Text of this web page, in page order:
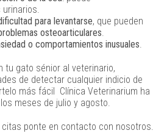
urinarios.
para levantarse, que pueden
osteoarticulares.
o comportamientos inusuales.
tu gato sénior al veterinario,
de detectar cualquier indicio de
más fácil Clínica Veterinarium ha
meses de julio y agosto.
ponte en contacto con nosotros.